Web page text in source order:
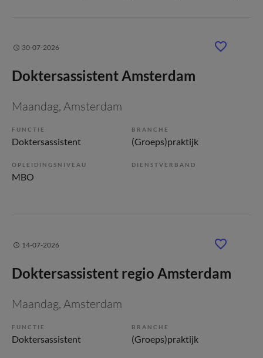
30-07-2026
Doktersassistent Amsterdam
Maandag, Amsterdam
FUNCTIE
Doktersassistent
BRANCHE
(Groeps)praktijk
OPLEIDINGSNIVEAU
MBO
DIENSTVERBAND
14-07-2026
Doktersassistent regio Amsterdam
Maandag, Amsterdam
FUNCTIE
Doktersassistent
BRANCHE
(Groeps)praktijk